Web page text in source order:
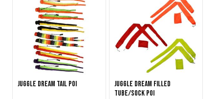
Juggle Dream Tail Poi
Juggle Dream Filled
Tube/Sock Poi